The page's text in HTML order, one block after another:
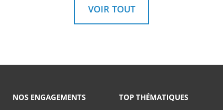
VOIR TOUT
NOS ENGAGEMENTS
TOP THÉMATIQUES